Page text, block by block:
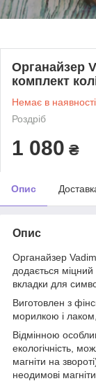
Органайзер
комплект
Немає в наявності
Роздріб
1 080 ₴
Опис
Опис
Органайзер
додається міцний
вкладки для
Виготовлен з
морилкою і
Відмінною
екологічність,
магніти на
неодимові